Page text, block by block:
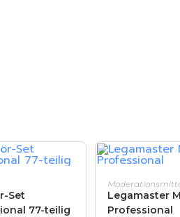
Set
77-teilig
IN
Legamaster
Professional